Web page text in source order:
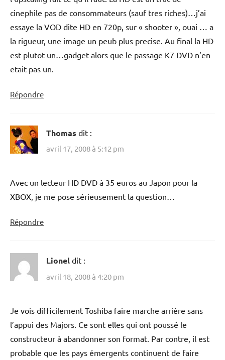
cinephile pas de consommateurs (sauf tres riches)…j’ai
essaye la VOD dite HD en 720p, sur « shooter », ouai … a
la rigueur, une image un peub plus precise. Au final la HD
est plutot un…gadget alors que le passage K7 DVD n’en
etait pas un.
Répondre
Thomas dit :
avril 17, 2008 à 5:12 pm
Avec un lecteur HD DVD à 35 euros au Japon pour la
XBOX, je me pose sérieusement la question…
Répondre
Lionel dit :
avril 18, 2008 à 4:20 pm
Je vois difficilement Toshiba faire marche arrière sans
l’appui des Majors. Ce sont elles qui ont poussé le
constructeur à abandonner son format. Par contre, il est
probable que les pays émergents continuent de faire